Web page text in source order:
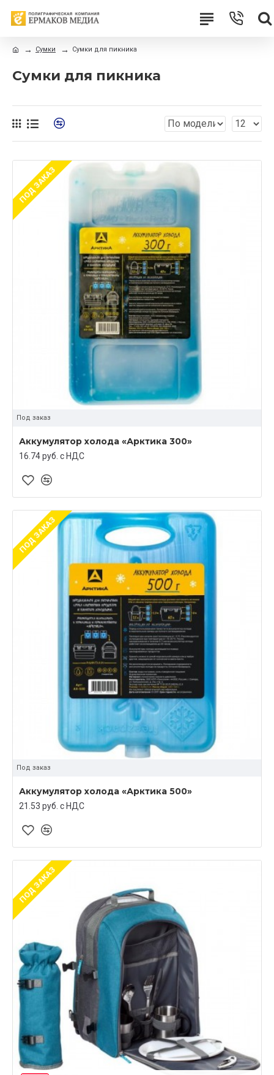
Сумки Сумки для пикника
Сумки для пикника
ПОД ЗАКАЗ
Под заказ
Аккумулятор холода «Арктика 300»
16.74 руб. c НДС
ПОД ЗАКАЗ
Под заказ
Аккумулятор холода «Арктика 500»
21.53 руб. c НДС
ПОД ЗАКАЗ